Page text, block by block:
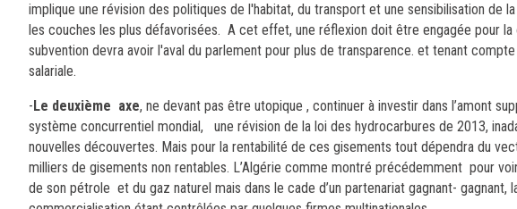
implique une révision des politiques de l'habitat, du transport et une sensibilisation de
les couches les plus défavorisées. A cet effet, une réflexion doit être engagée pour
subvention devra avoir l'aval du parlement pour plus de transparence. et tenant
salariale.
-Le deuxième axe, ne devant pas être utopique , continuer à investir dans l’amont
système concurrentiel mondial, une révision de la loi des hydrocarbures de 2013,
nouvelles découvertes. Mais pour la rentabilité de ces gisements tout dépendra du
milliers de gisements non rentables. L’Algérie comme montré précédemment pour
de son pétrole et du gaz naturel mais dans le cade d’un partenariat gagnant- gagnant,